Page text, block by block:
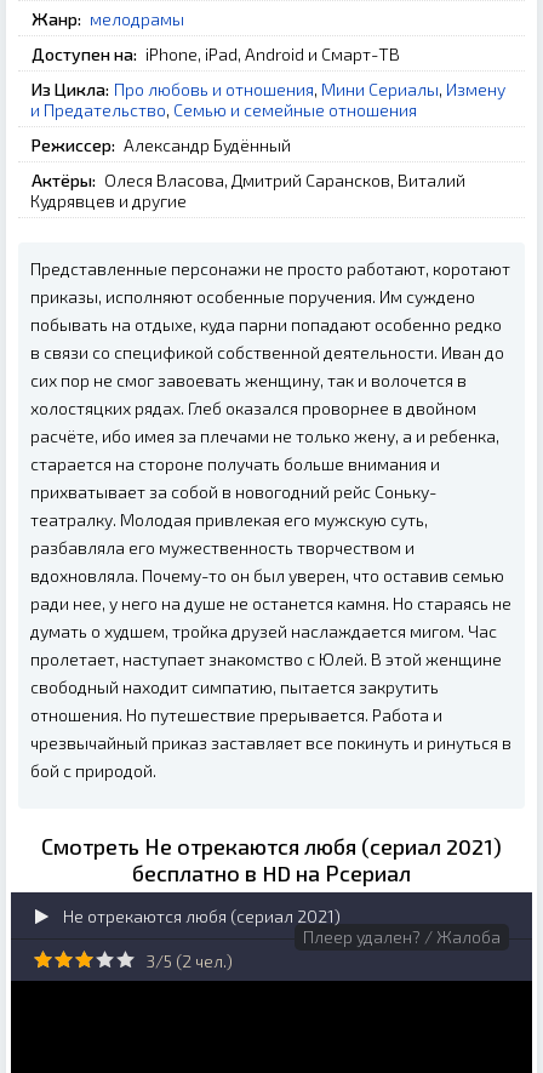
Жанр: мелодрамы
Доступен на: iPhone, iPad, Android и Смарт-ТВ
Из Цикла: Про любовь и отношения, Мини Сериалы, Измену
и Предательство, Семью и семейные отношения
Режиссер: Александр Будённый
Актёры: Олеся Власова, Дмитрий Сарансков, Виталий
Кудрявцев и другие
Представленные персонажи не просто работают, коротают
приказы, исполняют особенные поручения. Им суждено
побывать на отдыхе, куда парни попадают особенно редко
в связи со спецификой собственной деятельности. Иван до
сих пор не смог завоевать женщину, так и волочется в
холостяцких рядах. Глеб оказался проворнее в двойном
расчёте, ибо имея за плечами не только жену, а и ребенка,
старается на стороне получать больше внимания и
прихватывает за собой в новогодний рейс Соньку-
театралку. Молодая привлекая его мужскую суть,
разбавляла его мужественность творчеством и
вдохновляла. Почему-то он был уверен, что оставив семью
ради нее, у него на душе не останется камня. Но стараясь не
думать о худшем, тройка друзей наслаждается мигом. Час
пролетает, наступает знакомство с Юлей. В этой женщине
свободный находит симпатию, пытается закрутить
отношения. Но путешествие прерывается. Работа и
чрезвычайный приказ заставляет все покинуть и ринуться в
бой с природой.
Смотреть Не отрекаются любя (сериал 2021)
бесплатно в HD на Рсериал
Не отрекаются любя (сериал 2021)
Плеер удален? / Жалоба
3/5 (2 чел.)